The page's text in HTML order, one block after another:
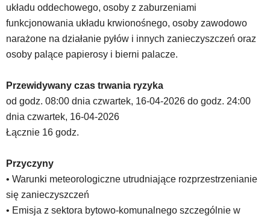
Na
stronie
się
znajdować
używane
elementy
wideo
portalu
oraz
mapy
Google
Maps
osadzane
układu oddechowego, osoby z zaburzeniami
funkcjonowania układu krwionośnego, osoby zawodowo
narażone na działanie pyłów i innych zanieczyszczeń oraz
osoby palące papierosy i bierni palacze.
Przewidywany czas trwania ryzyka
od godz. 08:00 dnia czwartek, 16-04-2026 do godz. 24:00
dnia czwartek, 16-04-2026
Łącznie 16 godz.
Przyczyny
• Warunki meteorologiczne utrudniające rozprzestrzenianie
się zanieczyszczeń
• Emisja z sektora bytowo-komunalnego szczególnie w